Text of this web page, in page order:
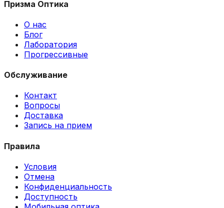
Призма Оптика
О нас
Блог
Лаборатория
Прогрессивные
Обслуживание
Контакт
Вопросы
Доставка
Запись на прием
Правила
Условия
Отмена
Конфиденциальность
Доступность